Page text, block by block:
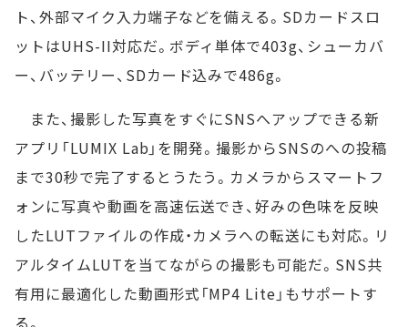
ト、外部マイク入力端子などを備える。SDカードスロ
ットはUHS-II対応だ。ボディ単体で403g、シューカバ
ー、バッテリー、SDカード込みで486g。
また、撮影した写真をすぐにSNSへアップできる新
アプリ「LUMIX Lab」を開発。撮影からSNSのへの投稿
まで30秒で完了するとうたう。カメラからスマートフ
ォンに写真や動画を高速伝送でき、好みの色味を反映
したLUTファイルの作成・カメラへの転送にも対応。リ
アルタイムLUTを当てながらの撮影も可能だ。SNS共
有用に最適化した動画形式「MP4 Lite」もサポートす